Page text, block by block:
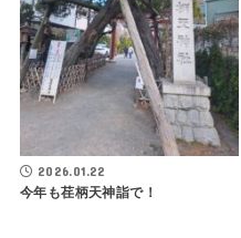
2026.01.22
今年も荏柄天神詣で！